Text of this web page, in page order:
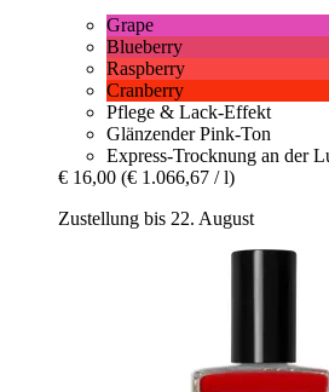
Grape
Blueberry
Raspberry
Cranberry
Pflege & Lack-Effekt
Glänzender Pink-Ton
Express-Trocknung an der
€ 16,00 (€ 1.066,67 / l)
Zustellung bis 22. August